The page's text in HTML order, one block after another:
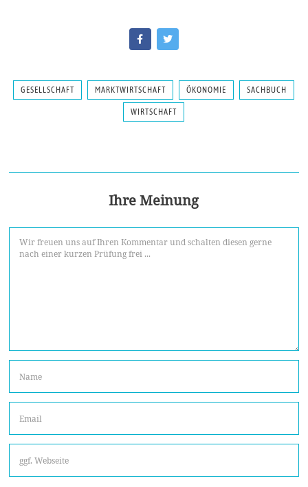
GESELLSCHAFT MARKTWIRTSCHAFT ÖKONOMIE SACHBUCH
WIRTSCHAFT
Ihre Meinung